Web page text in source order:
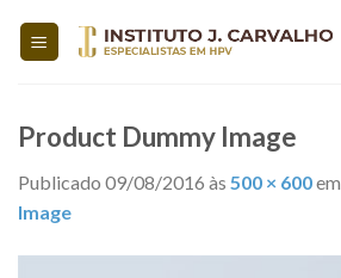
Product Dummy Image
Publicado 09/08/2016 às 500 × 600em
Image